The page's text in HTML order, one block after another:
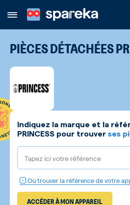
PIÈCES DÉTACHÉES
Indiquez la marque et la
PRINCESS pour trouver ses
Tapez ici votre référence
Où trouver la référence de votre
ACCÉDER À MON APPAREIL